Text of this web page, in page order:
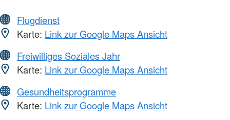
Flugdienst
Karte: Link zur Google Maps Ansicht
Freiwilliges Soziales Jahr
Karte: Link zur Google Maps Ansicht
Gesundheitsprogramme
Karte: Link zur Google Maps Ansicht